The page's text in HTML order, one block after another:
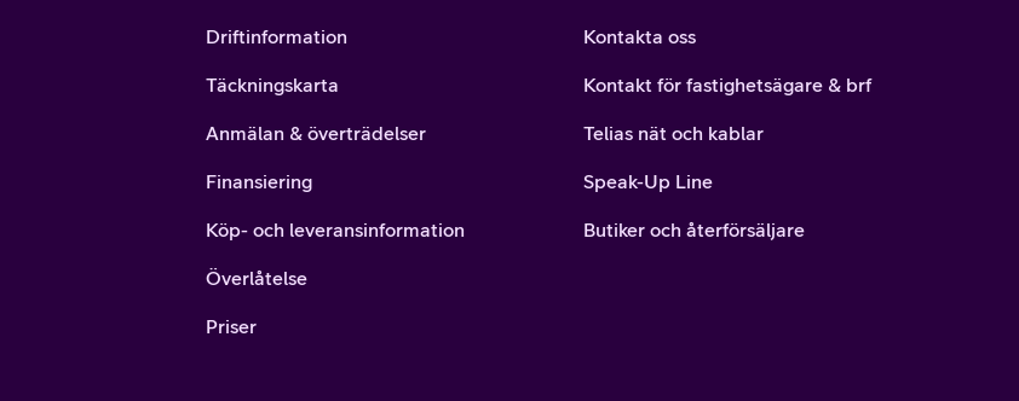
Driftinformation
Täckningskarta
Anmälan & överträdelser
Finansiering
Köp- och leveransinformation
Överlåtelse
Priser
Kontakta oss
Kontakt för fastighetsägare & brf
Telias nät och kablar
Speak-Up Line
Butiker och återförsäljare